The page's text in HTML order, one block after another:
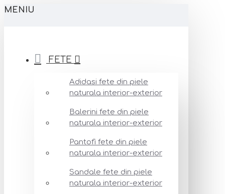
MENIU
FETE
Adidasi fete din piele
naturala interior-exterior
Balerini fete din piele
naturala interior-exterior
Pantofi fete din piele
naturala interior-exterior
Sandale fete din piele
naturala interior-exterior